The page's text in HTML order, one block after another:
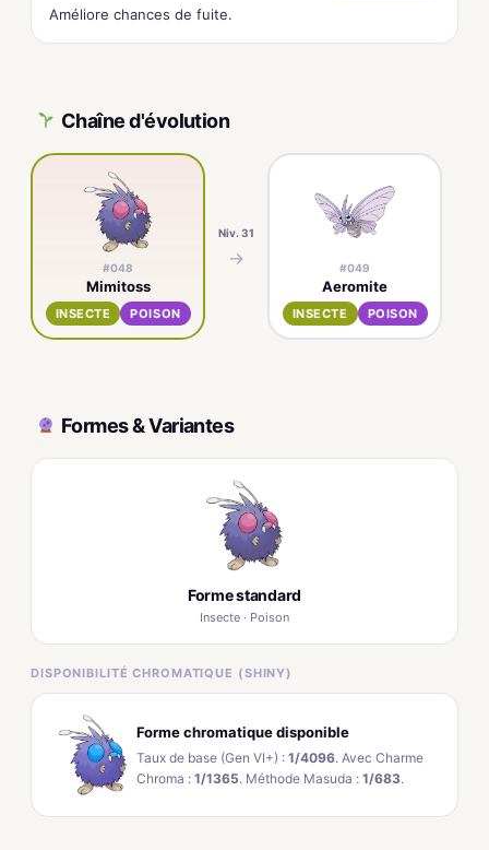
Améliore chances de fuite.
Chaîne d'évolution
#048
Mimitoss
INSECTE POISON
Niv. 31
→ #049
Aeromite
INSECTE POISON
Formes & Variantes
Forme standard
Insecte · Poison
DISPONIBILITÉ CHROMATIQUE (SHINY)
Forme chromatique disponible
Taux de base (Gen VI+) : 1/4096. Avec Charme
Chroma : 1/1365. Méthode Masuda : 1/683.